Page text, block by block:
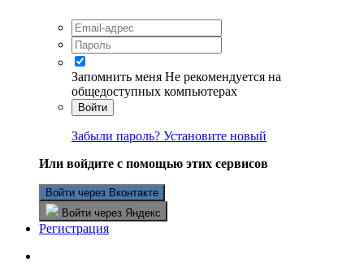
Запомнить меня Не рекомендуется на
общедоступных компьютерах
Войти
Забыли пароль? Установите новый
Или войдите с помощью этих сервисов
Войти через Вконтакте
Войти через Яндекс
Регистрация